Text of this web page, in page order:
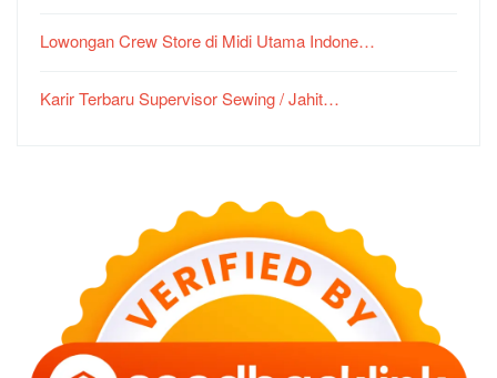
Lowongan Crew Store di Midi Utama Indone…
Karir Terbaru Supervisor Sewing / Jahit…